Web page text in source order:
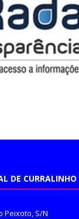
DE CURRALINHO
Peixoto, S/N